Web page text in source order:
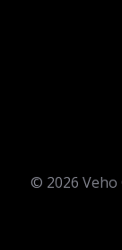
© 2026 Veho